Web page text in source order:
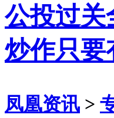
公投过关
炒作只要
凤凰资讯 >